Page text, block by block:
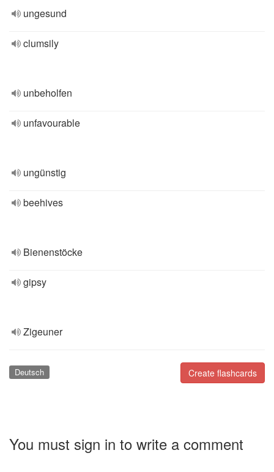
ungesund
clumsily
unbeholfen
unfavourable
ungünstig
beehives
Bienenstöcke
gipsy
Zigeuner
Create flashcards
Deutsch
You must sign in to write a comment